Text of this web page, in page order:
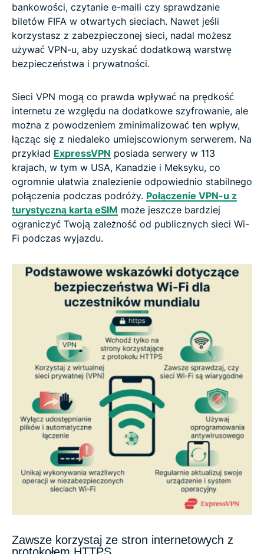
bankowości, czytanie e-maili czy sprawdzanie
biletów FIFA w otwartych sieciach. Nawet jeśli
korzystasz z zabezpieczonej sieci, nadal możesz
używać VPN-u, aby uzyskać dodatkową warstwę
bezpieczeństwa i prywatności.
Sieci VPN mogą co prawda wpływać na prędkość
internetu ze względu na dodatkowe szyfrowanie, ale
można z powodzeniem zminimalizować ten wpływ,
łącząc się z niedaleko umiejscowionym serwerem. Na
przykład ExpressVPN posiada serwery w 113
krajach, w tym w USA, Kanadzie i Meksyku, co
ogromnie ułatwia znalezienie odpowiednio stabilnego
połączenia podczas podróży. Połączenie VPN-u z
turystyczną kartą eSIM może jeszcze bardziej
ograniczyć Twoją zależność od publicznych sieci Wi-
Fi podczas wyjazdu.
Zawsze korzystaj ze stron internetowych z